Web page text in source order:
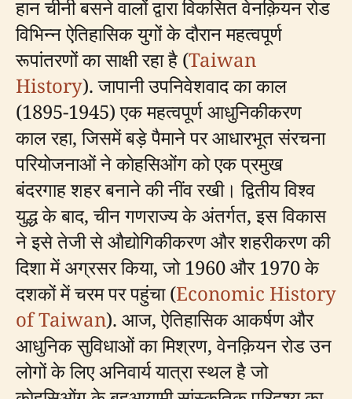
हान चीनी बसने वालों द्वारा विकसित वेनक़ियन रोड
विभिन्न ऐतिहासिक युगों के दौरान महत्वपूर्ण
रूपांतरणों का साक्षी रहा है (Taiwan
History). जापानी उपनिवेशवाद का काल
(1895-1945) एक महत्वपूर्ण आधुनिकीकरण
काल रहा, जिसमें बड़े पैमाने पर आधारभूत संरचना
परियोजनाओं ने काेहसिओंग को एक प्रमुख
बंदरगाह शहर बनाने की नींव रखी। द्वितीय विश्व
युद्ध के बाद, चीन गणराज्य के अंतर्गत, इस विकास
ने इसे तेजी से औद्योगिकीकरण और शहरीकरण की
दिशा में अग्रसर किया, जो 1960 और 1970 के
दशकों में चरम पर पहुंचा (Economic History
of Taiwan). आज, ऐतिहासिक आकर्षण और
आधुनिक सुविधाओं का मिश्रण, वेनक़ियन रोड उन
लोगों के लिए अनिवार्य यात्रा स्थल है जो